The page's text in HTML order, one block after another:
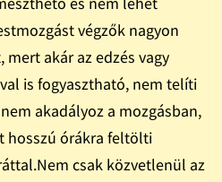
végzők nagyon
akár az edzés vagy
is fogyasztható, nem telíti
akadályoz a mozgásban,
hosszú órákra feltölti
csak közvetlenül az